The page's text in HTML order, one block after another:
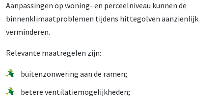
Aanpassingen op woning- en perceelniveau kunnen de
binnenklimaatproblemen tijdens hittegolven aanzienlijk
verminderen.
Relevante maatregelen zijn:
buitenzonwering aan de ramen;
betere ventilatiemogelijkheden;